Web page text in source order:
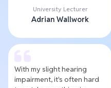
University Lecturer
Adrian Wallwork
With my slight hearing
impairment, it's often hard